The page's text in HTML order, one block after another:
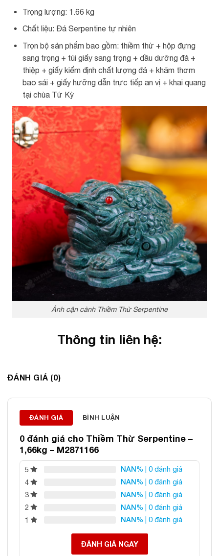
Trọng lượng: 1.66 kg
Chất liệu: Đá Serpentine tự nhiên
Trọn bộ sản phẩm bao gồm: thiềm thừ + hộp đựng
sang trọng + túi giấy sang trọng + dầu dưỡng đá +
thiệp + giấy kiểm định chất lượng đá + khăm thơm
bao sái + giấy hưỡng dẫn trực tiếp an vị + khai quang
tại chùa Tứ Kỳ
Ảnh cận cảnh Thiềm Thừ Serpentine
Thông tin liên hệ:
Email:daphongthuyanphat@gmail.com
ĐÁNH GIÁ (0)
ĐÁNH GIÁ BÌNH LUẬN
0 đánh giá cho Thiềm Thừ Serpentine –
1,66kg – M2871166
5 NAN% | 0 đánh giá
4
NAN% | 0 đánh giá
3
NAN% | 0 đánh giá
2
NAN% | 0 đánh giá
1
NAN% | 0 đánh giá
ĐÁNH GIÁ NGAY